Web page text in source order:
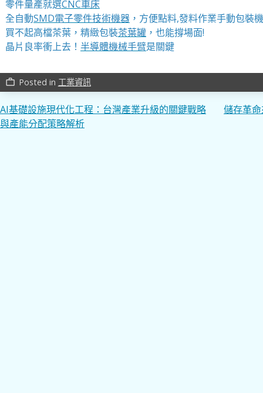
零件量產就選CNC車床
全自動SMD電子零件技術機器，方便點料,發料作業手動包裝機
買不起高檔茶葉，精緻包裝茶葉罐，也能撐場面!
晶片良率衝上去！ 半導體機械手臂是關鍵
work_outline Posted in 工業資訊
文
章
AI基礎設施現代化工程：台灣產業升級的關鍵戰略
與產能分配策略解析
儲存革